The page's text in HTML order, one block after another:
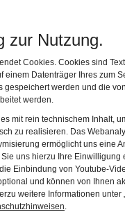
zur Nutzung.
Cookies. Cookies sind
einem Datenträger Ihres zum
gespeichert werden und die
werden.
mit rein technischem Inhalt,
zu realisieren. Das
ermöglicht uns eine
uns hierzu Ihre Einwilligung
Einbindung von Youtube-
und können von Ihnen
weitere Informationen unter
.
Monat von 14—17 Uhr
Sylvester)
Uhr (nicht an
(siehe aktuellen